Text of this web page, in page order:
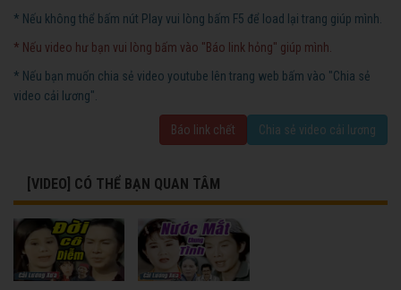
* Nếu không thể bấm nút Play vui lòng bấm F5 để load lại trang giúp mình.
* Nếu video hư bạn vui lòng bấm vào "Báo link hỏng" giúp mình.
* Nếu bạn muốn chia sẻ video youtube lên trang web bấm vào "Chia sẻ
video cải lương".
Báo link chết Chia sẻ video cải lương
[VIDEO] CÓ THỂ BẠN QUAN TÂM